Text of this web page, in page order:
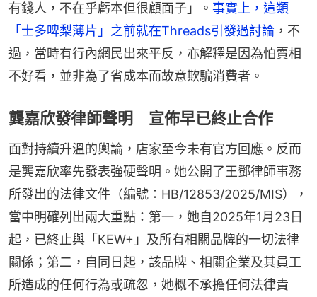
有錢人，不在乎虧本但很顧面子」。 事實上，這類
「士多啤梨薄片」之前就在Threads引發過討論 ，不
過，當時有行內網民出來平反，亦解釋是因為怕賣相
不好看，並非為了省成本而故意欺騙消費者。
龔嘉欣發律師聲明 宣佈早已終止合作
面對持續升溫的輿論，店家至今未有官方回應。反而
是龔嘉欣率先發表強硬聲明。她公開了王鄧律師事務
所發出的法律文件（編號：HB/12853/2025/MIS），
當中明確列出兩大重點：第一，她自2025年1月23日
起，已終止與「KEW+」及所有相關品牌的一切法律
關係；第二，自同日起，該品牌、相關企業及其員工
所造成的任何行為或疏忽，她概不承擔任何法律責